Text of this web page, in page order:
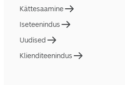
Kättesaamine
Iseteenindus
Uudised
Klienditeenindus